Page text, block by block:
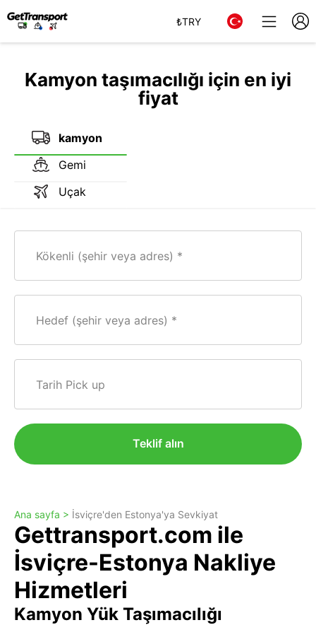
₺TRY
Kamyon taşımacılığı için en iyi
fiyat
kamyon
Gemi
Uçak
Kökenli (şehir veya adres)
Hedef (şehir veya adres)
Tarih Pick up
Teklif alın
Ana sayfa > İsviçre'den Estonya'ya Sevkiyat
Gettransport.com ile
İsviçre-Estonya Nakliye
Hizmetleri
Kamyon Yük Taşımacılığı